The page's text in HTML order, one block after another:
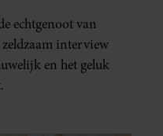
echtgenoot van
interview
en het geluk